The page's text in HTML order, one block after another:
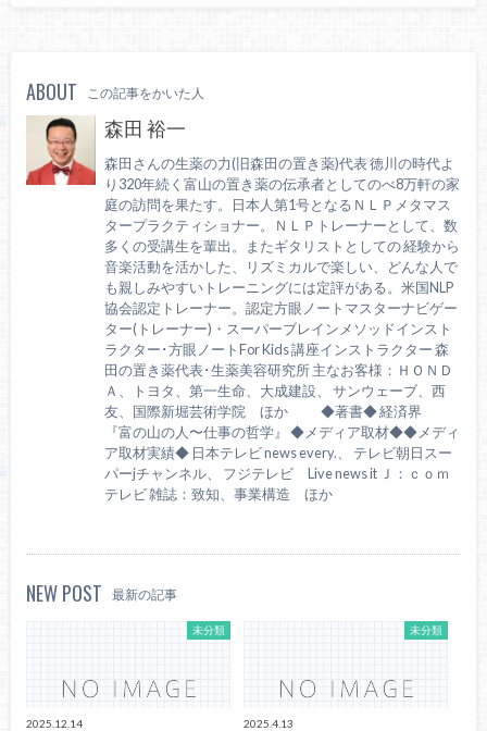
ABOUT この記事をかいた人
森田 裕一
森田さんの生薬の力(旧森田の置き薬)代表 徳川の時代よ
り320年続く富山の置き薬の伝承者としてのべ8万軒の家
庭の訪問を果たす。日本人第1号となるＮＬＰメタマス
タープラクティショナー。ＮＬＰトレーナーとして、数
多くの受講生を輩出。またギタリストとしての 経験から
音楽活動を活かした、リズミカルで楽しい、どんな人で
も親しみやすいトレーニングには定評がある。米国NLP
協会認定トレーナー。認定方眼ノートマスターナビゲー
ター(トレーナー)・スーパーブレインメソッドインスト
ラクター･方眼ノートFor Kids 講座インストラクター 森
田の置き薬代表･生薬美容研究所 主なお客様：ＨＯＮＤ
Ａ、トヨタ、第一生命、大成建設、 サンウェーブ、西
友、国際新堀芸術学院 ほか ◆著書◆ 経済界
『富の山の人〜仕事の哲学』 ◆メディア取材◆◆メディ
ア取材実績◆ 日本テレビ news every.、 テレビ朝日スー
パーjチャンネル、 フジテレビ Live news it Ｊ：ｃｏｍ
テレビ 雑誌：致知、事業構造 ほか
NEW POST 最新の記事
未分類
2025.12.14
未分類
2025.4.13